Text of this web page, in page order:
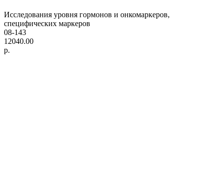
Исследования уровня гормонов и онкомаркеров,
специфических маркеров
08-143
12040.00
р.